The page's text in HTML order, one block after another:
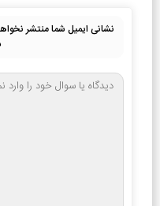
نشانی ایمیل شما منتشر